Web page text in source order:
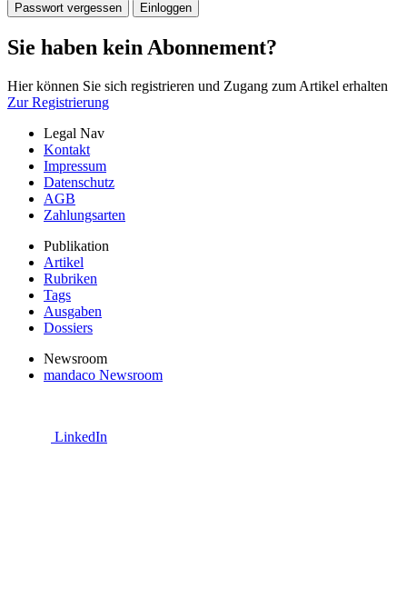
Passwort vergessen Einloggen
Sie haben kein Abonnement?
Hier können Sie sich registrieren und Zugang zum Artikel erhalten
Zur Registrierung
Legal Nav
Kontakt
Impressum
Datenschutz
AGB
Zahlungsarten
Publikation
Artikel
Rubriken
Tags
Ausgaben
Dossiers
Newsroom
mandaco Newsroom
LinkedIn